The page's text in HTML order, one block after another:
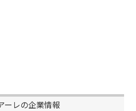
ーレの企業情報